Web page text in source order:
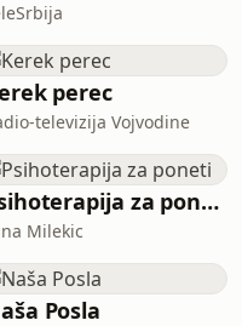
perec
televizija Vojvodine
Psihoterapija za poneti
Milekic
Posla